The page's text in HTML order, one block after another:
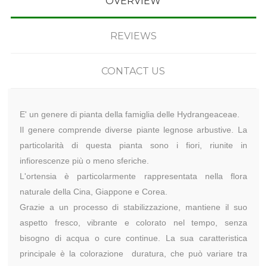
REVIEWS
CONTACT US
E' un genere di pianta della famiglia delle Hydrangeaceae.
Il genere comprende diverse piante legnose arbustive. La
particolarità di questa pianta sono i fiori, riunite in
infiorescenze più o meno sferiche.
L'ortensia è particolarmente rappresentata nella flora
naturale della Cina, Giappone e Corea.
Grazie a un processo di stabilizzazione, mantiene il suo
aspetto fresco, vibrante e colorato nel tempo, senza
bisogno di acqua o cure continue. La sua caratteristica
principale è la colorazione duratura, che può variare tra